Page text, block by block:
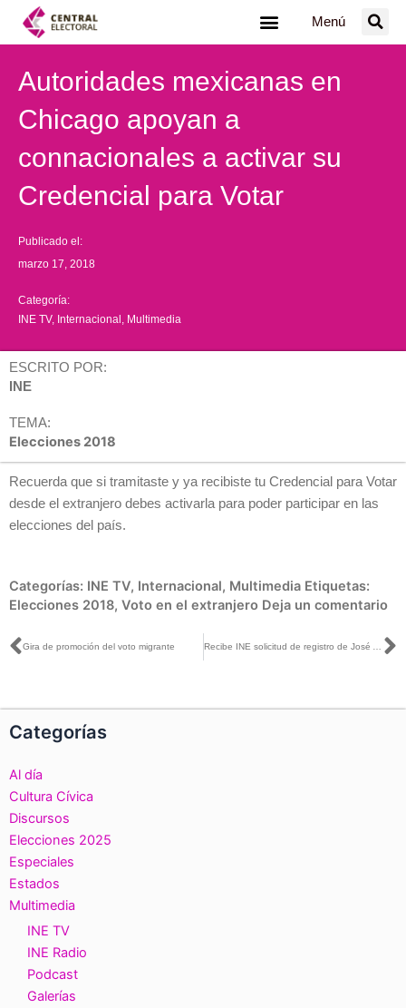
Menú
Autoridades mexicanas en
Chicago apoyan a
connacionales a activar su
Credencial para Votar
Publicado el:
marzo 17, 2018
Categoría:
INE TV, Internacional Multimedia
ESCRITO POR:
INE
TEMA:
Elecciones 2018
Recuerda que si tramitaste y ya recibiste tu Credencial para Votar
desde el extranjero debes activarla para poder participar en las
elecciones del país.
Categorías: INE TV, Internacional, Multimedia Etiquetas:
Elecciones 2018, Voto en el extranjero Deja un comentario
Ant
Gira de promoción del voto migrante
Categorías
Al día
Cultura Cívica
Discursos
Elecciones 2025
Especiales
Estados
Multimedia
INE TV
INE Radio
Podcast
Galerías